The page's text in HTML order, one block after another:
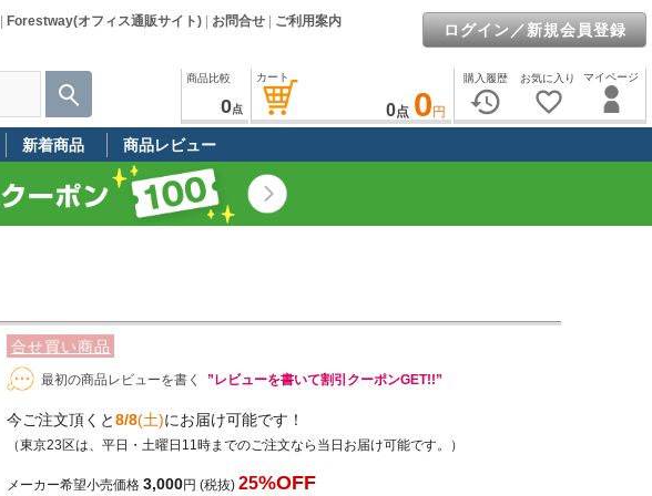
Forestway(オフィス通販サイト) お問合せ ご利用案内 ログイン／新規会員登録
マイページ
お気に入り
favorite_border
購入履歴
history
カート
0点 0 円
商品比較
0点
新着商品 商品レビュー
合せ買い商品
最初の商品レビューを書く ”レビューを書いて割引クーポンGET!!”
今ご注文頂くと8/8(土)にお届け可能です！
（東京23区は、平日・土曜日11時までのご注文なら当日お届け可能です。）
メーカー希望小売価格 3,000円 (税抜) 25%OFF